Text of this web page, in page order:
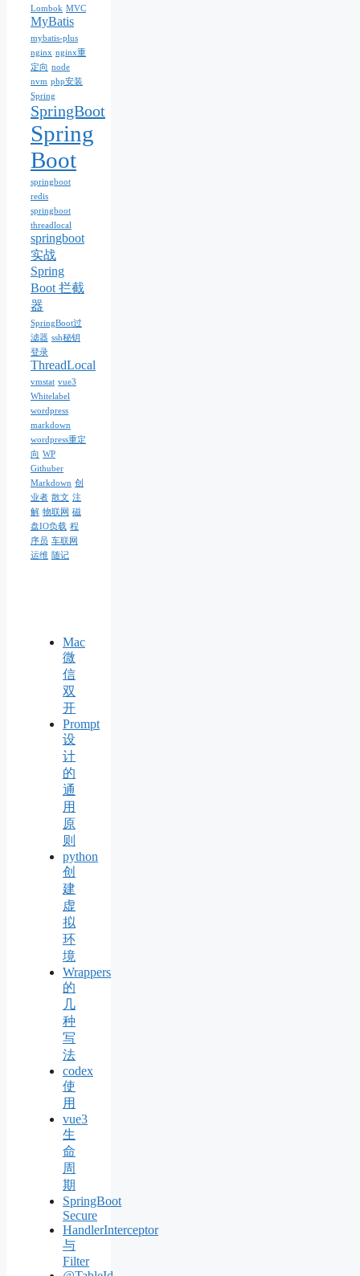
Lombok MVC
MyBatis
mybatis-plus
nginx nginx重
定向 node
nvm php安装
Spring
SpringBoot
Spring
Boot
springboot
redis
springboot
threadlocal
springboot
实战
Spring
Boot 拦截
器
SpringBoot过
滤器 ssh秘钥
登录
ThreadLocal
vmstat vue3
Whitelabel
wordpress
markdown
wordpress重定
向 WP
Githuber
Markdown 创
业者 散文 注
解 物联网 磁
盘IO负载 程
序员 车联网
运维 随记
Mac
微
信
双
开
Prompt
设
计
的
通
用
原
则
python
创
建
虚
拟
环
境
Wrappers
的
几
种
写
法
codex
使
用
vue3
生
命
周
期
SpringBoot
Secure
HandlerInterceptor
与
Filter